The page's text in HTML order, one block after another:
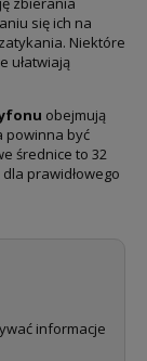
się ich na
Niektóre
ułatwiają
obejmują
powinna być
średnice to 32
prawidłowego
informacje